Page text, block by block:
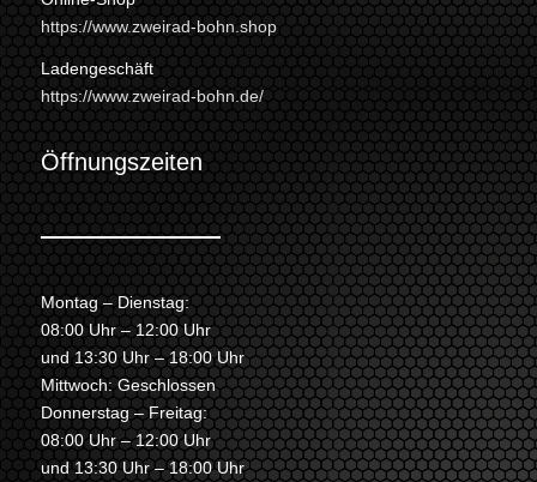
https://www.zweirad-bohn.shop
Ladengeschäft
https://www.zweirad-bohn.de/
Öffnungszeiten
Montag – Dienstag:
08:00 Uhr – 12:00 Uhr
und 13:30 Uhr – 18:00 Uhr
Mittwoch: Geschlossen
Donnerstag – Freitag:
08:00 Uhr – 12:00 Uhr
und 13:30 Uhr – 18:00 Uhr